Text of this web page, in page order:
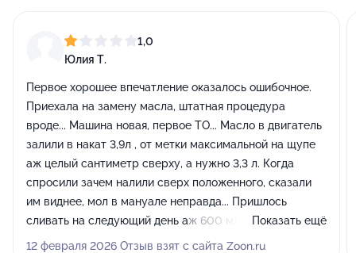
1,0
Юлия Т.
Первое хорошее впечатление оказалось ошибочное.
Приехала на замену масла, штатная процедура
вроде... Машина новая, первое ТО... Масло в двигатель
залили в накат 3,9л , от метки максимальной на щупе
аж целый сантиметр сверху, а нужно 3,3 л. Когда
спросили зачем налили сверх положенного, сказали
им виднее, мол в мануале неправда... Пришлось
сливать на следующий день аж 600 мл., в другом
сервисе. Нет спасибо, но таких "профессионалов"
Показать ещё
12 февраля 2026 Отзыв взят с сайта Zoon.ru